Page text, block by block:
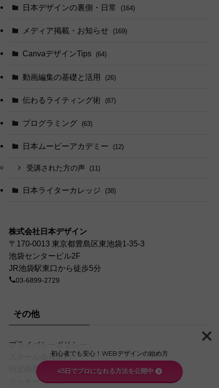
日本デザインの裏側・日常 (164)
メディア掲載・お知らせ (169)
CanvaデザインTips (64)
動画編集の基礎と活用 (26)
伝わるライティング術 (87)
プログラミング (63)
日本ムービーアカデミー (12)
受講された方の声 (11)
日本ライターカレッジ (38)
株式会社日本デザイン
〒170-0013 東京都豊島区東池袋1-35-3
池袋センタービル2F
JR池袋駅東口から徒歩5分
03-6899-2729
その他
プライバシーポリシー
スクール会員規約
特定商取引法に基づく表記
クッキーポリシー
初心者でも安心！WEBデザインの始め方
45日でプロになれる方法を公開中